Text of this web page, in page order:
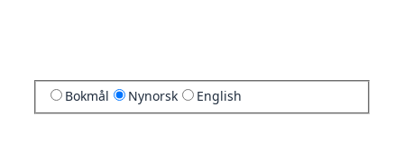
Bokmål Nynorsk English